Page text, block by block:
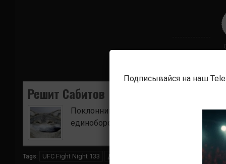
Решит Сабитов
Поклонник боевых искусств. Ищу для
единоборств.
Tags: UFC Fight Night 133 Дженнифер Майя
Подписывайся на наш